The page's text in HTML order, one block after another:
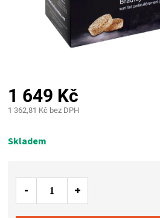
OMÁČKY
VAKUOVAČKY
1 649 Kč
1 362,81 Kč bez DPH
cena:
Skladem